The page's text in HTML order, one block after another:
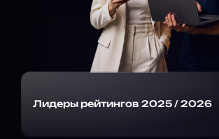
Лидеры рейтингов 2025 / 2026